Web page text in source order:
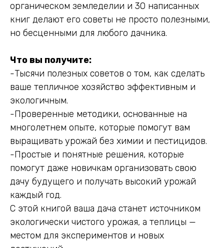
органическом земледелии и 30 написанных
книг делают его советы не просто полезными,
но бесценными для любого дачника.
Что вы получите:
-Тысячи полезных советов о том, как сделать
ваше тепличное хозяйство эффективным и
экологичным.
-Проверенные методики, основанные на
многолетнем опыте, которые помогут вам
выращивать урожай без химии и пестицидов.
-Простые и понятные решения, которые
помогут даже новичкам организовать свою
дачу будущего и получать высокий урожай
каждый год.
С этой книгой ваша дача станет источником
экологически чистого урожая, а теплицы —
местом для экспериментов и новых